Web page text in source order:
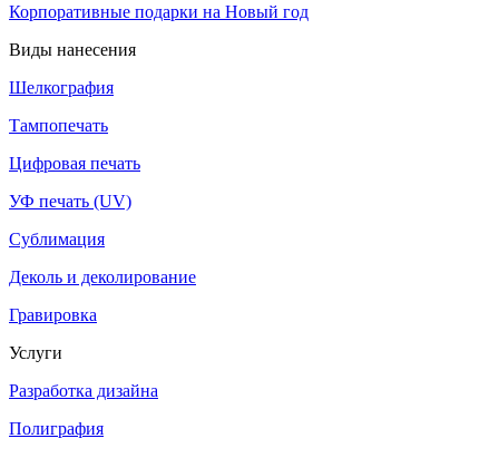
Корпоративные подарки на Новый год
Виды нанесения
Шелкография
Тампопечать
Цифровая печать
УФ печать (UV)
Сублимация
Деколь и деколирование
Гравировка
Услуги
Разработка дизайна
Полиграфия